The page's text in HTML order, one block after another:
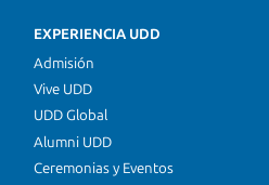
EXPERIENCIA UDD
Admisión
Vive UDD
UDD Global
Alumni UDD
Ceremonias y Eventos